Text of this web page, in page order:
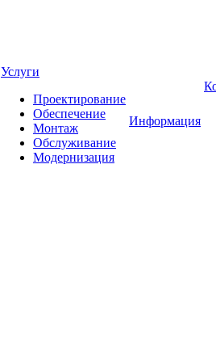
Услуги
Проектирование
Обеспечение
Монтаж
Обслуживание
Модернизация
Информация